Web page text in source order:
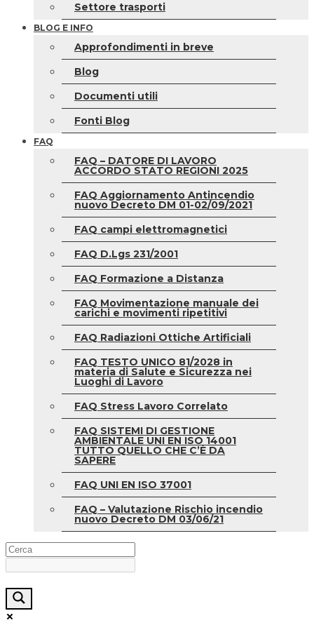
Settore trasporti
BLOG E INFO
Approfondimenti in breve
Blog
Documenti utili
Fonti Blog
FAQ
FAQ – DATORE DI LAVORO
ACCORDO STATO REGIONI 2025
FAQ Aggiornamento Antincendio
nuovo Decreto DM 01-02/09/2021
FAQ campi elettromagnetici
FAQ D.Lgs 231/2001
FAQ Formazione a Distanza
FAQ Movimentazione manuale dei
carichi e movimenti ripetitivi
FAQ Radiazioni Ottiche Artificiali
FAQ TESTO UNICO 81/2028 in
materia di Salute e Sicurezza nei
Luoghi di Lavoro
FAQ Stress Lavoro Correlato
FAQ SISTEMI DI GESTIONE
AMBIENTALE UNI EN ISO 14001
TUTTO QUELLO CHE C’È DA
SAPERE
FAQ UNI EN ISO 37001
FAQ – Valutazione Rischio incendio
nuovo Decreto DM 03/06/21